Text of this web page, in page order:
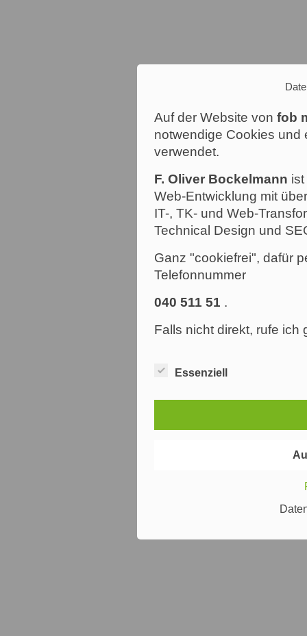
Auf der Website von fob
notwendige Cookies und
verwendet.
F. Oliver Bockelmann
Web-Entwicklung mit
IT-, TK- und Web-
Technical Design und
Ganz "cookiefrei", dafür
Telefonnummer
040 511 51 .
Falls nicht direkt, rufe ich
Essenziell